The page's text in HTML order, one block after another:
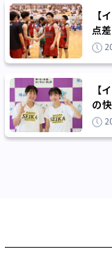
【
点
が
【
の
ビ